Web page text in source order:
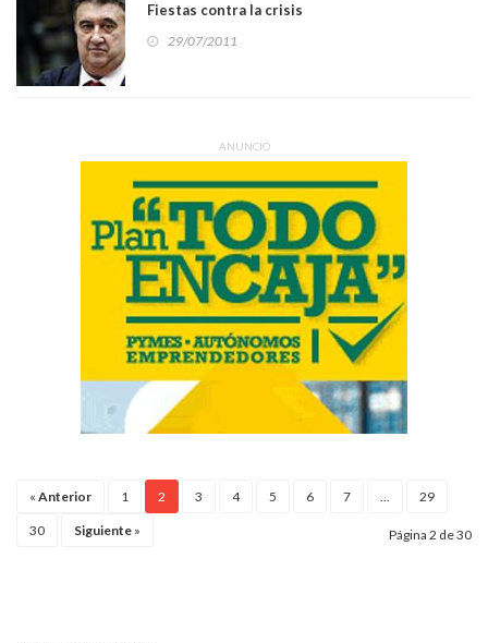
Fiestas contra la crisis
29/07/2011
ANUNCIO
« Anterior 1 2 3 4 5 6 7 ... 29
30 Siguiente » Página 2 de 30